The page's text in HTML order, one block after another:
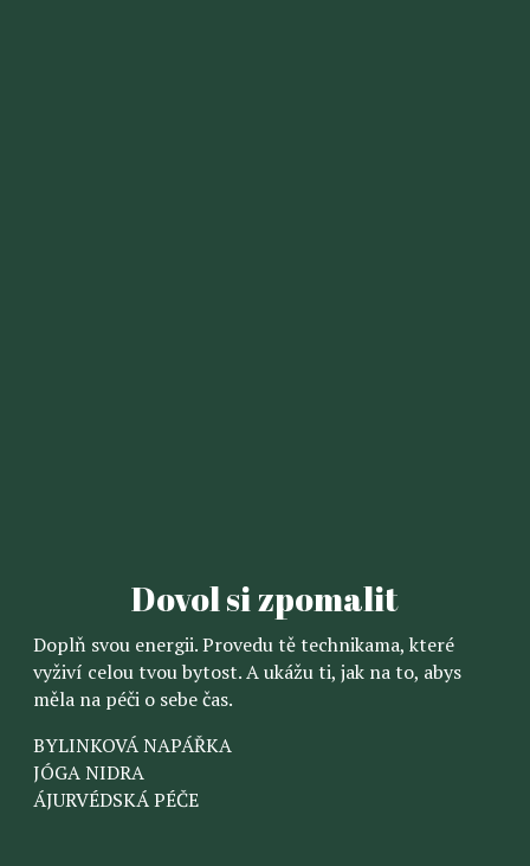
Dovol si zpomalit
Doplň svou energii. Provedu tě technikama, které
vyživí celou tvou bytost. A ukážu ti, jak na to, abys
měla na péči o sebe čas.
BYLINKOVÁ NAPÁŘKA
JÓGA NIDRA
ÁJURVÉDSKÁ PÉČE